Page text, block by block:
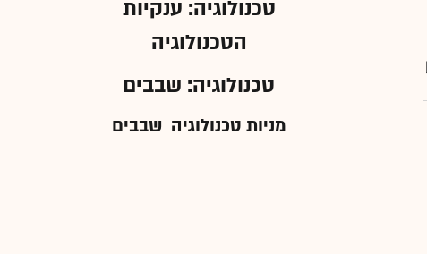
טכנולוגיה: ענקיות
הטכנולוגיה
טכנולוגיה: שבבים
מניות טכנולוגיה שבבים